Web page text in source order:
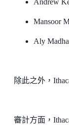
Andrew
Mansoor
Aly
除此之外，
審計方面，